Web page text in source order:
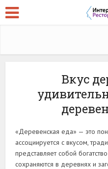
Вкус
«Деревенская еда» — это
ассоциируется с вкусом,
представляет собой
сохраняются в деревнях и